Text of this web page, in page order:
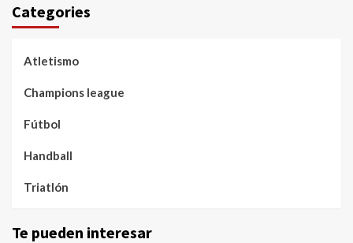
Categories
Atletismo
Champions league
Fútbol
Handball
Triatlón
Te pueden interesar